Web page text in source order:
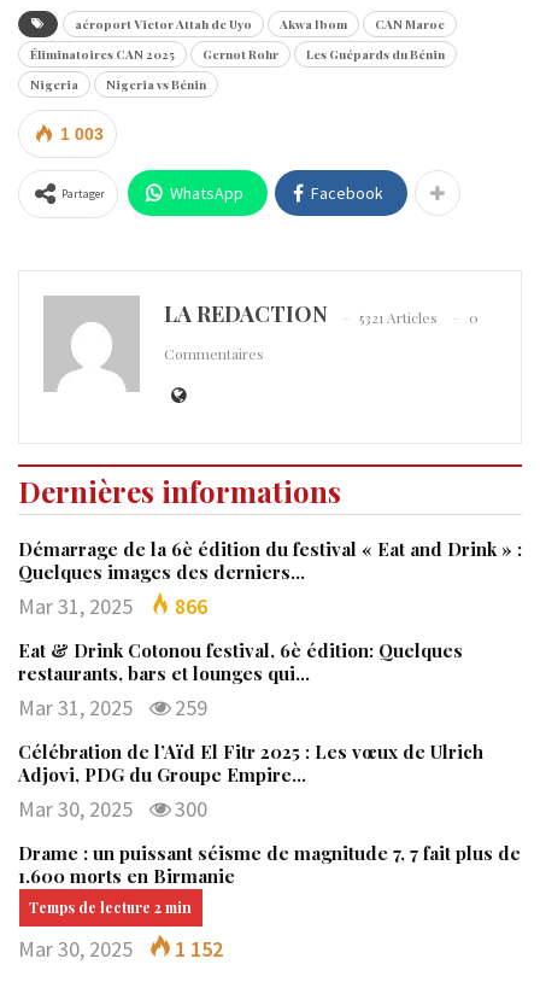
aéroport Victor Attah de Uyo Akwa Ibom
CAN Maroc
Éliminatoires CAN 2025
Gernot Rohr
Les Guépards du Bénin
Nigeria
Nigeria vs Bénin
1 003
Partager WhatsApp Facebook
LA REDACTION 5321 Articles
0
Commentaires
Dernières informations
Démarrage de la 6è édition du festival « Eat and Drink » :
Quelques images des derniers…
Mar 31, 2025 866
Eat & Drink Cotonou festival, 6è édition: Quelques
restaurants, bars et lounges qui…
Mar 31, 2025 259
Célébration de l’Aïd El Fitr 2025 : Les vœux de Ulrich
Adjovi, PDG du Groupe Empire…
Mar 30, 2025 300
Drame : un puissant séisme de magnitude 7, 7 fait plus de
1.600 morts en Birmanie
Mar 30, 2025 1 152